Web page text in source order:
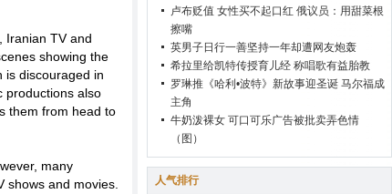
Iranian TV and
showing the
is discouraged in
productions also
them from head to
many
shows and movies.
卢布贬值 女性买不起口红 俄议员：用甜菜根
擦嘴
英男子日行一善坚持一年却遭网友炮轰
希拉里给凯特传授育儿经 称唱歌有益胎教
罗琳推《哈利•波特》新故事迎圣诞 马尔福成
主角
牛奶泼裸女 可口可乐广告被批卖弄色情
（图）
人气排行